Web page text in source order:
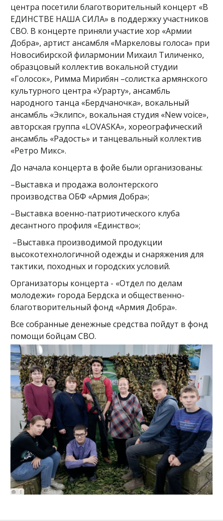
центра посетили благотворительный концерт «В
ЕДИНСТВЕ НАША СИЛА» в поддержку участников
СВО. В концерте приняли участие хор «Армии
Добра», артист ансамбля «Маркеловы голоса» при
Новосибирской филармонии Михаил Тиличенко,
образцовый коллектив вокальной студии
«Голосок», Римма Мирибян –солистка армянского
культурного центра «Урарту», ансамбль
народного танца «Бердчаночка», вокальный
ансамбль «Эклипс», вокальная студия «New voice»,
авторская группа «LOVASKA», хореографический
ансамбль «Радость» и танцевальный коллектив
«Ретро Микс».
До начала концерта в фойе были организованы:
–Выставка и продажа волонтерского
производства ОБФ «Армия Добра»;
–Выставка военно-патриотического клуба
десантного профиля «Единство»;
–Выставка производимой продукции
высокотехнологичной одежды и снаряжения для
тактики, походных и городских условий.
Организаторы концерта - «Отдел по делам
молодежи» города Бердска и общественно-
благотворительный фонд «Армия Добра».
Все собранные денежные средства пойдут в фонд
помощи бойцам СВО.